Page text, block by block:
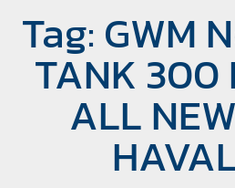
Tag: GWM
TANK 300
ALL